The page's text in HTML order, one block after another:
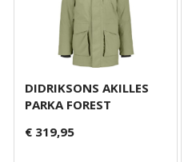
DIDRIKSONS AKILLES
PARKA FOREST
€ 319,95